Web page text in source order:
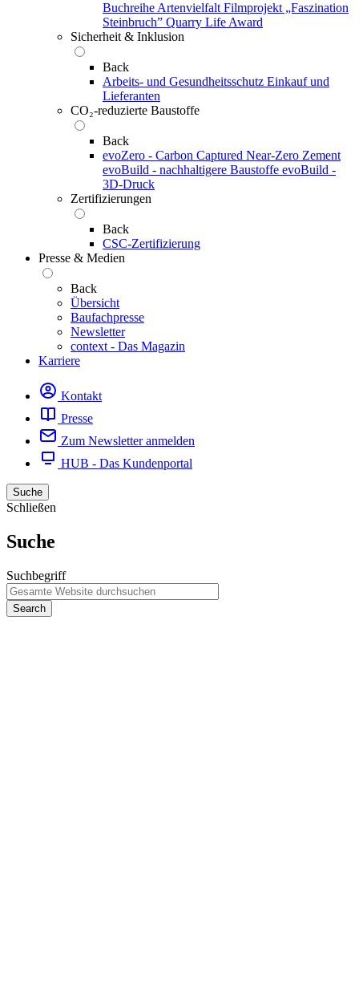
Buchreihe Artenvielfalt Filmprojekt „Faszination
Steinbruch” Quarry Life Award
Sicherheit & Inklusion
Back
Arbeits- und Gesundheitsschutz Einkauf und
Lieferanten
CO₂-reduzierte Baustoffe
Back
evoZero - Carbon Captured Near-Zero Zement
evoBuild - nachhaltigere Baustoffe evoBuild -
3D-Druck
Zertifizierungen
Back
CSC-Zertifizierung
Presse & Medien
Back
Übersicht
Baufachpresse
Newsletter
context - Das Magazin
Karriere
Kontakt
Presse
Zum Newsletter anmelden
HUB - Das Kundenportal
Suche
Schließen
Suche
Suchbegriff